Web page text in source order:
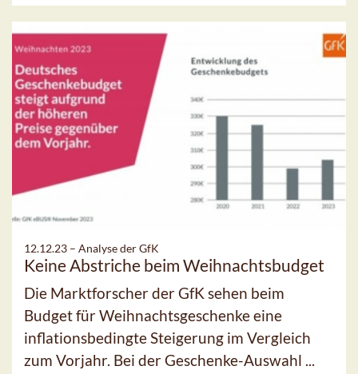
12.12.23 – Analyse der GfK
Keine Abstriche beim Weihnachtsbudget
Die Marktforscher der GfK sehen beim
Budget für Weihnachtsgeschenke eine
inflationsbedingte Steigerung im Vergleich
zum Vorjahr. Bei der Geschenke-Auswahl ...